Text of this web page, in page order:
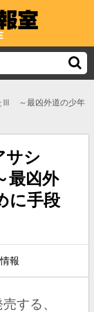
Ⅲ ～最凶外道の少年
サシ
凶外
に手段
報
する、